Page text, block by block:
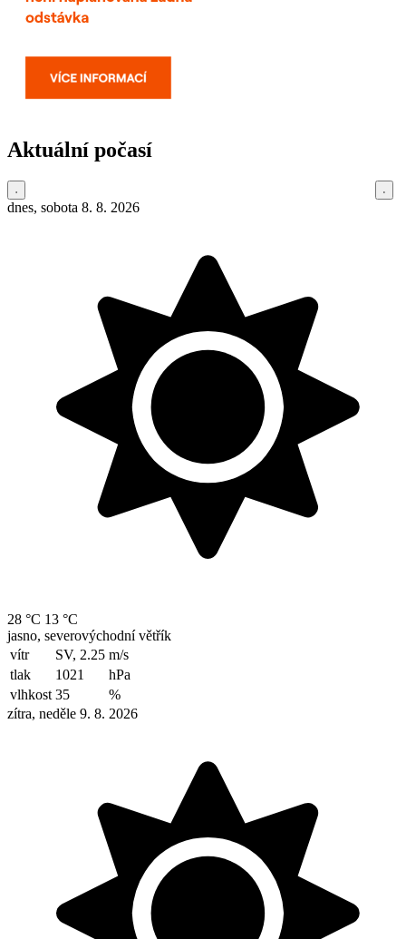
Aktuální počasí
dnes, sobota 8. 8. 2026
28 °C 13 °C
jasno, severovýchodní větřík
vítr
SV, 2.25 m/s
tlak
1021
hPa
vlhkost 35
%
zítra, neděle 9. 8. 2026